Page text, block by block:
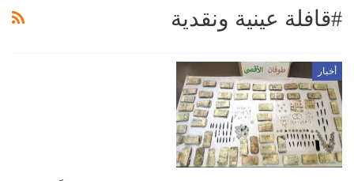
#قافلة عينية ونقدية
أخبار